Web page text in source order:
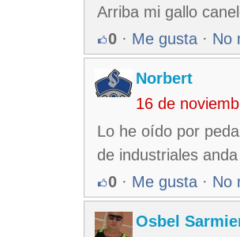
Arriba mi gallo
0 · Me gusta · No
Norbert
16 de
Lo he oído por
de industriales
0 · Me gusta · No
Osbel